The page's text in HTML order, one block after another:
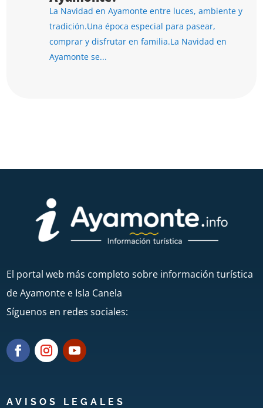
La Navidad en Ayamonte entre luces, ambiente y
tradición.Una época especial para pasear,
comprar y disfrutar en familia.La Navidad en
Ayamonte se...
El portal web más completo sobre información turística
de Ayamonte e Isla Canela
Síguenos en redes sociales:
AVISOS LEGALES